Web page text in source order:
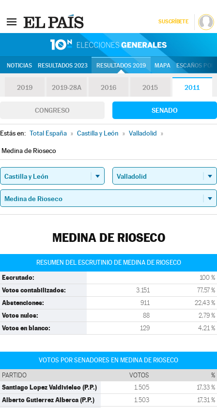
SUSCRÍBETE
NOTICIAS RESULTADOS 2023 RESULTADOS 2019 MAPA ESCAÑOS
2019 2019-28A 2016 2015 2011
CONGRESO SENADO
Estás en: Total España » Castilla y León » Valladolid »
Medina de Rioseco
MEDINA DE RIOSECO
RESUMEN DEL ESCRUTINIO DE MEDINA DE RIOSECO
Escrutado: 100 %
Votos contabilizados: 3.151 77,57 %
Abstenciones: 911 22,43 %
Votos nulos: 88 2,79 %
Votos en blanco: 129 4,21 %
VOTOS POR SENADORES EN MEDINA DE RIOSECO
PARTIDO VOTOS %
Santiago Lopez Valdivielso (P.P.) 1.505 17,33 %
Alberto Gutierrez Alberca (P.P.) 1.503 17,31 %